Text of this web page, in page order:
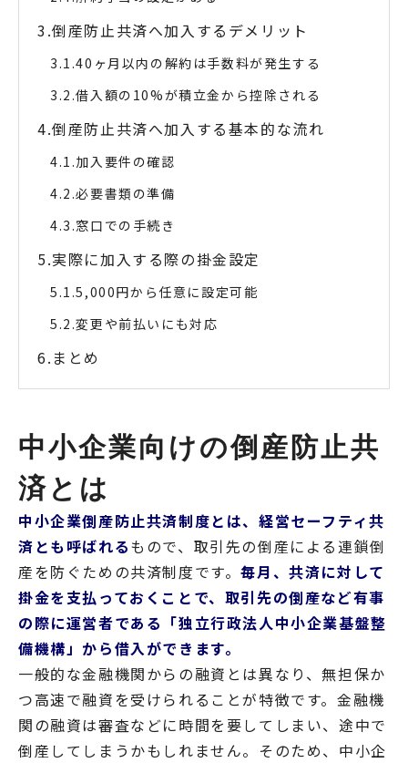
倒産防止共済へ加入するデメリット
40ヶ月以内の解約は手数料が発生する
借入額の10%が積立金から控除される
倒産防止共済へ加入する基本的な流れ
加入要件の確認
必要書類の準備
窓口での手続き
実際に加入する際の掛金設定
5,000円から任意に設定可能
変更や前払いにも対応
まとめ
中小企業向けの倒産防止共
済とは
中小企業倒産防止共済制度とは、経営セーフティ共
済とも呼ばれるもので、取引先の倒産による連鎖倒
産を防ぐための共済制度です。毎月、共済に対して
掛金を支払っておくことで、取引先の倒産など有事
の際に運営者である「独立行政法人中小企業基盤整
備機構」から借入ができます。
一般的な金融機関からの融資とは異なり、無担保か
つ高速で融資を受けられることが特徴です。金融機
関の融資は審査などに時間を要してしまい、途中で
倒産してしまうかもしれません。そのため、中小企